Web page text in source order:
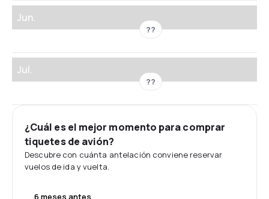
Jun.
??
Jul.
??
¿Cuál es el mejor momento para comprar
tiquetes de avión?
Descubre con cuánta antelación conviene reservar
vuelos de ida y vuelta.
6 meses antes